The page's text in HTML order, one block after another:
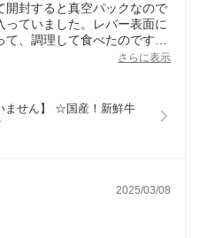
開封すると真空パックなので
ていました。レバー表面に
て、調理して食べたのです
膜を剥ぐなどの下処理が必要
で、惜しいです。
さらに表示
ません】 ☆国産！新鮮牛
2025/03/08